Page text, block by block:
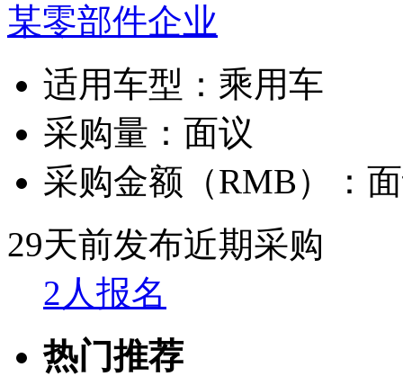
某零部件企业
适用车型： 乘用车
采购量： 面议
采购金额（RMB）：
29天前发布近期采购
2人报名
热门推荐